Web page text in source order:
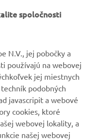
alebo do vypredania
spoločnosti
N.V., jej pobočky a
používajú na webovej
jej miestnych
podobných
javascripit a webové
cookies, ktoré
webovej lokality, a
našej webovej